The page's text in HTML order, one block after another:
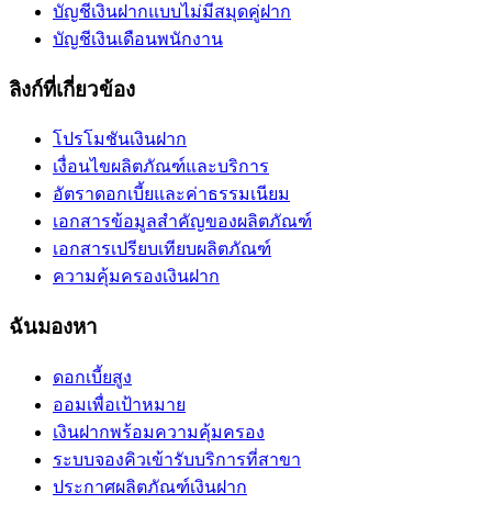
บัญชีเงินฝากแบบไม่มีสมุดคู่ฝาก
บัญชีเงินเดือนพนักงาน
ลิงก์ที่เกี่ยวข้อง
โปรโมชันเงินฝาก
เงื่อนไขผลิตภัณฑ์และบริการ
อัตราดอกเบี้ยและค่าธรรมเนียม
เอกสารข้อมูลสำคัญของผลิตภัณฑ์
เอกสารเปรียบเทียบผลิตภัณฑ์
ความคุ้มครองเงินฝาก
ฉันมองหา
ดอกเบี้ยสูง
ออมเพื่อเป้าหมาย
เงินฝากพร้อมความคุ้มครอง
ระบบจองคิวเข้ารับบริการที่สาขา
ประกาศผลิตภัณฑ์เงินฝาก